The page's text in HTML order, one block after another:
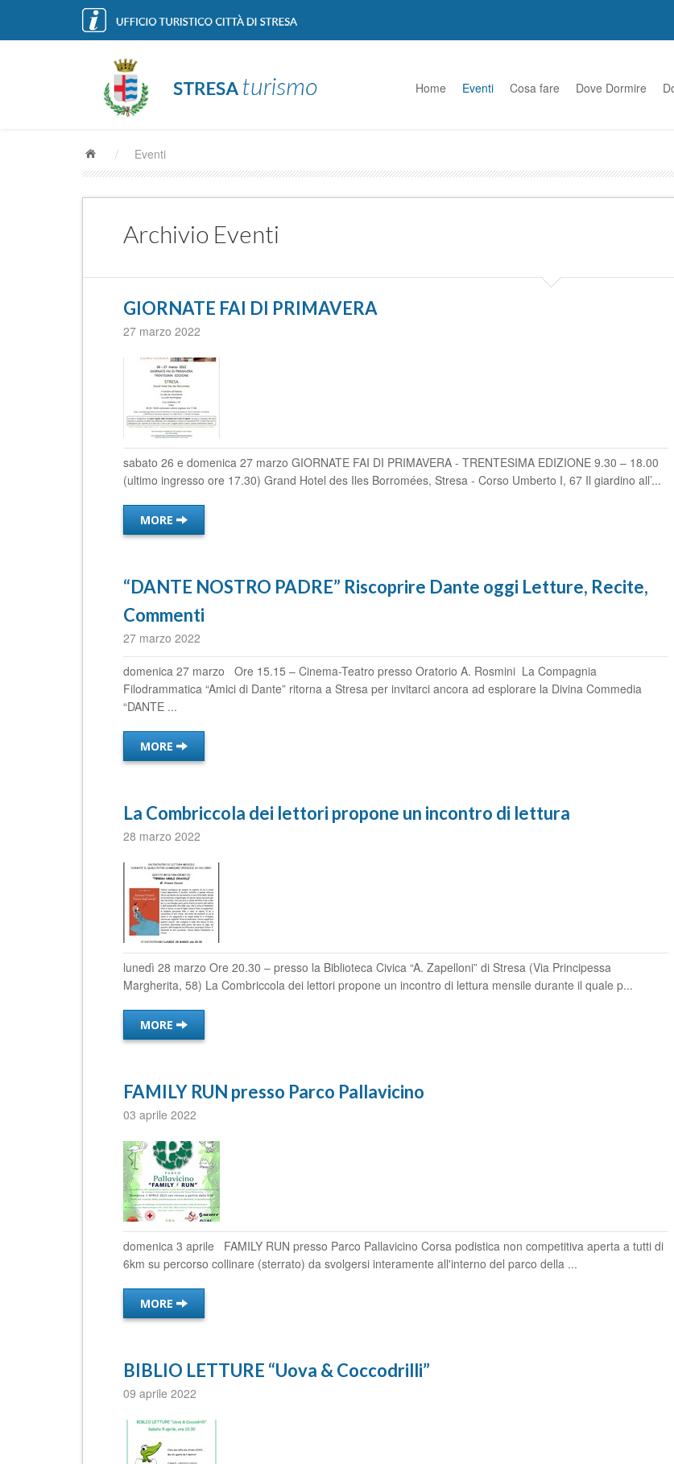
Home Eventi Cosa fare Dove Dormire
/ Eventi
Archivio Eventi
GIORNATE FAI DI PRIMAVERA
27 marzo 2022
sabato 26 e domenica 27 marzo GIORNATE FAI DI PRIMAVERA - TRENTESIMA EDIZIONE 9.30 – 18.00
(ultimo ingresso ore 17.30) Grand Hotel des Iles Borromées, Stresa - Corso Umberto I, 67 Il giardino all’...
MORE
“DANTE NOSTRO PADRE” Riscoprire Dante oggi Letture, Recite,
Commenti
27 marzo 2022
domenica 27 marzo Ore 15.15 – Cinema-Teatro presso Oratorio A. Rosmini La Compagnia
Filodrammatica “Amici di Dante” ritorna a Stresa per invitarci ancora ad esplorare la Divina Commedia
“DANTE ...
MORE
La Combriccola dei lettori propone un incontro di lettura
28 marzo 2022
lunedì 28 marzo Ore 20.30 – presso la Biblioteca Civica “A. Zapelloni” di Stresa (Via Principessa
Margherita, 58) La Combriccola dei lettori propone un incontro di lettura mensile durante il quale p...
MORE
FAMILY RUN presso Parco Pallavicino
03 aprile 2022
domenica 3 aprile FAMILY RUN presso Parco Pallavicino Corsa podistica non competitiva aperta a tutti di
6km su percorso collinare (sterrato) da svolgersi interamente all'interno del parco della ...
MORE
BIBLIO LETTURE “Uova & Coccodrilli”
09 aprile 2022